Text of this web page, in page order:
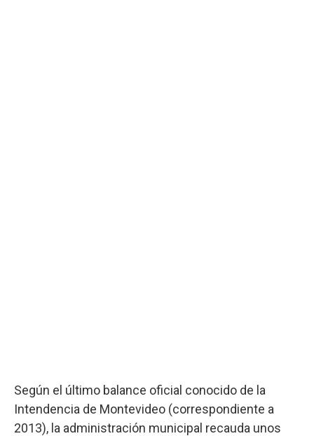
Según el último balance oficial conocido de la
Intendencia de Montevideo (correspondiente a
2013), la administración municipal recauda unos